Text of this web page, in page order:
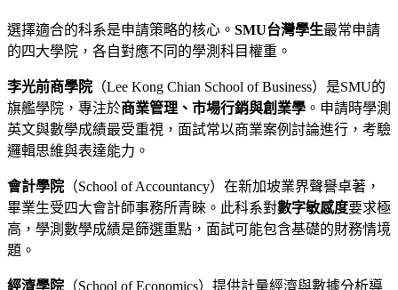
選擇適合的科系是申請策略的核心。 SMU台灣學生最常申請
的四大學院，各自對應不同的學測科目權重。
李光前商學院 （Lee Kong Chian School of Business）是SMU的
旗艦學院，專注於商業管理、市場行銷與創業學 。申請時學測
英文與數學成績最受重視，面試常以商業案例討論進行，考驗
邏輯思維與表達能力。
會計學院 （School of Accountancy）在新加坡業界聲譽卓著，
畢業生受四大會計師事務所青睞。此科系對數字敏感度要求極
高，學測數學成績是篩選重點，面試可能包含基礎的財務情境
題。
經濟學院 （School of Economics）提供計量經濟與數據分析導